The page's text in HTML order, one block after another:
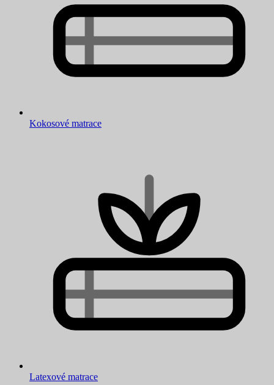
Kokosové matrace
Latexové matrace